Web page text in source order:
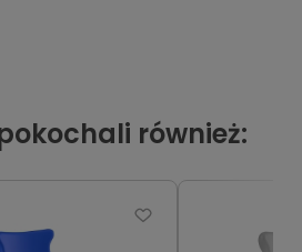
również: